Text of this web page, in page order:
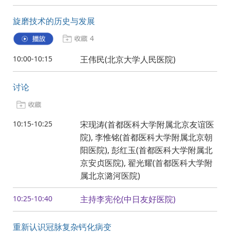
旋磨技术的历史与发展
4
10:00-10:15 王伟民(北京大学人民医院)
讨论
10:15-10:25
宋现涛(首都医科大学附属北京友谊医
院), 李惟铭(首都医科大学附属北京朝
阳医院), 彭红玉(首都医科大学附属北
京安贞医院), 翟光耀(首都医科大学附
属北京潞河医院)
10:25-10:40 主持李宪伦(中日友好医院)
重新认识冠脉复杂钙化病变